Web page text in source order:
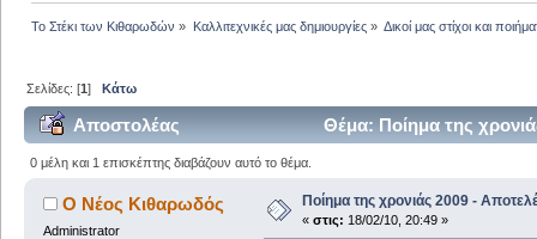
Το Στέκι των Κιθαρωδών » Καλλιτεχνικές μας δημιουργίες» Δικοί μας στίχοι και
Σελίδες: [1]Κάτω
Αποστολέας Θέμα: Ποίημα της
0 μέλη και 1 επισκέπτης διαβάζουν αυτό το θέμα.
Ο Νέος Κιθαρωδός
Administrator
Ποίημα της χρονιάς 2009 -
« στις: 18/02/10, 20:49 »